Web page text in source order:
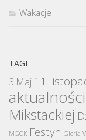
Wakacje
TAGI
3 Maj 11
aktualności
Mikstackiej
MGOK Festyn Gloria